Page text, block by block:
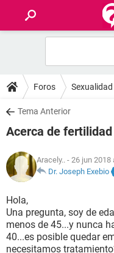
FOROS
SALUD
NUTRICIÓN
BIENESTAR
SEXUALIDAD
Foros Sexualidad
Tema Anterior
Acerca de fertilidad
Aracely.. - 26 jun 2018
Dr. Joseph Exebio
Hola,
Una pregunta, soy de
menos de 45...y nunca
40...es posible quedar
necesitamos